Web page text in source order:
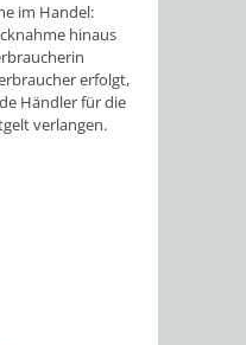
im Handel:
hinaus
erfolgt,
Händler für die
verlangen.